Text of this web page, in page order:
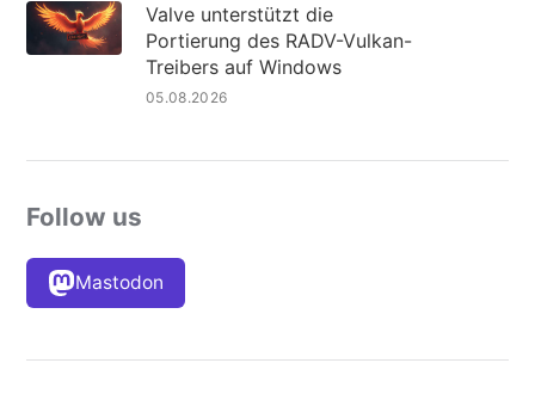
Valve unterstützt die
Portierung des RADV-Vulkan-
Treibers auf Windows
05.08.2026
Follow us
Mastodon